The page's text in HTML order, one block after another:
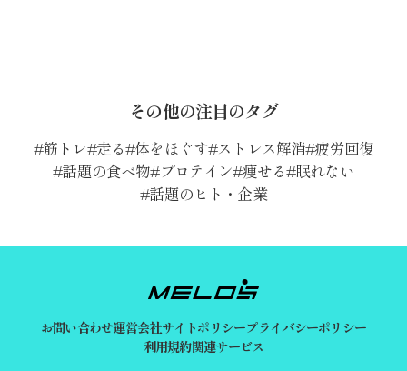
その他の注目のタグ
筋トレ 走る 体をほぐす ストレス解消 疲労回復
話題の食べ物 プロテイン 痩せる 眠れない
話題のヒト・企業
お問い合わせ運営会社サイトポリシープライバシーポリシー
利用規約関連サービス